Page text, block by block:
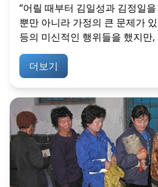
“어릴 때부터 김일성과 김정일
뿐만 아니라 가정의 큰 문제가
등의 미신적인 행위들을 했지만,
더보기